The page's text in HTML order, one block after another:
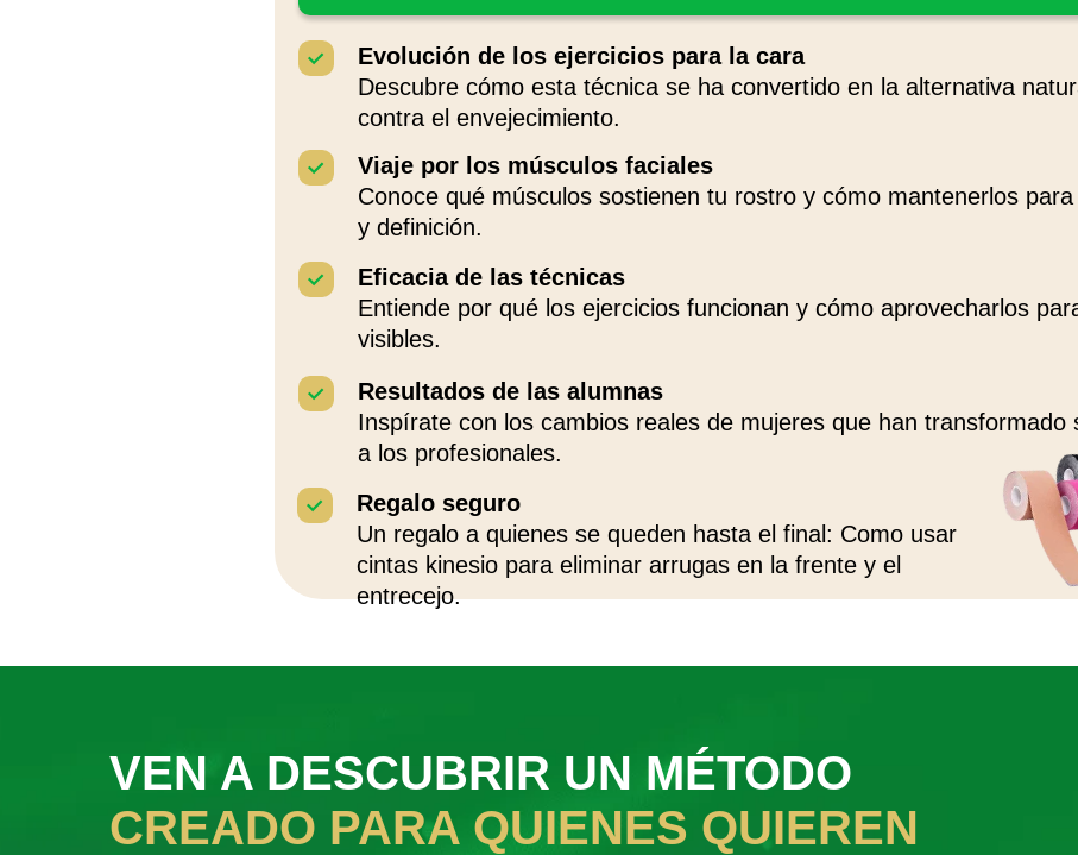
Resultados de las alumnas
Inspírate con los cambios reales de mujeres que han transformado
a los profesionales.
Regalo seguro
Un regalo a quienes se queden hasta el final: Como usar
cintas kinesio para eliminar arrugas en la frente y el
entrecejo.
Viaje por los músculos faciales
Conoce qué músculos sostienen tu rostro y cómo mantenerlos
y definición.
Eficacia de las técnicas
Entiende por qué los ejercicios funcionan y cómo aprovecharlos
visibles.
Evolución de los ejercicios para la cara
Descubre cómo esta técnica se ha convertido en la alternativa
contra el envejecimiento.
VEN A DESCUBRIR UN MÉTODO
CREADO PARA QUIENES QUIEREN